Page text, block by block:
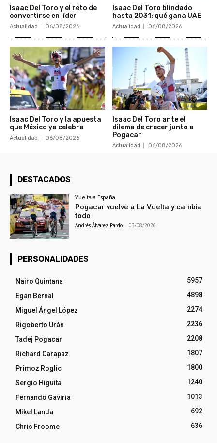
Isaac Del Toro y el reto de
convertirse en líder
Actualidad 06/08/2026
Isaac Del Toro blindado
hasta 2031: qué gana UAE
Actualidad 06/08/2026
Isaac Del Toro y la apuesta
que México ya celebra
Actualidad 06/08/2026
Isaac Del Toro ante el
dilema de crecer junto a
Pogacar
Actualidad 06/08/2026
DESTACADOS
Vuelta a España
Pogacar vuelve a La Vuelta y cambia
todo
Andrés Álvarez Pardo - 03/08/2026
PERSONALIDADES
Nairo Quintana
5957
Egan Bernal
4898
Miguel Ángel López
2274
Rigoberto Urán
2236
Tadej Pogacar
2208
Richard Carapaz
1807
Primoz Roglic
1800
Sergio Higuita
1240
Fernando Gaviria
1013
Mikel Landa
692
Chris Froome
636